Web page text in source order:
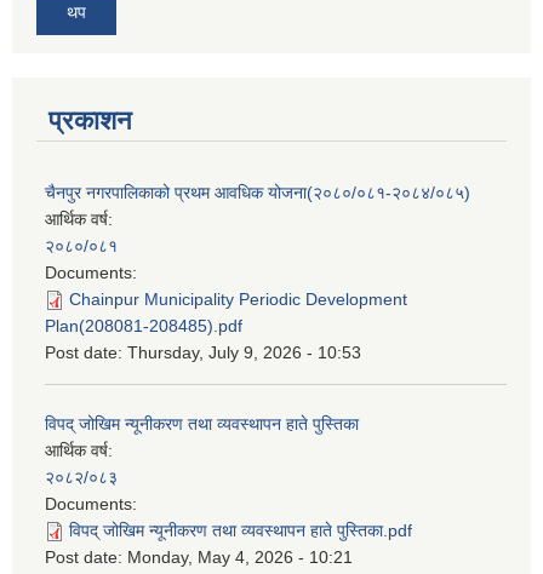
थप
प्रकाशन
चैनपुर नगरपालिकाको प्रथम आवधिक योजना(२०८०/०८१-२०८४/०८५)
आर्थिक वर्ष:
२०८०/०८१
Documents:
Chainpur Municipality Periodic Development
Plan(208081-208485).pdf
Post date: Thursday, July 9, 2026 - 10:53
विपद् जोखिम न्यूनीकरण तथा व्यवस्थापन हाते पुस्तिका
आर्थिक वर्ष:
२०८२/०८३
Documents:
विपद् जोखिम न्यूनीकरण तथा व्यवस्थापन हाते पुस्तिका.pdf
Post date: Monday, May 4, 2026 - 10:21